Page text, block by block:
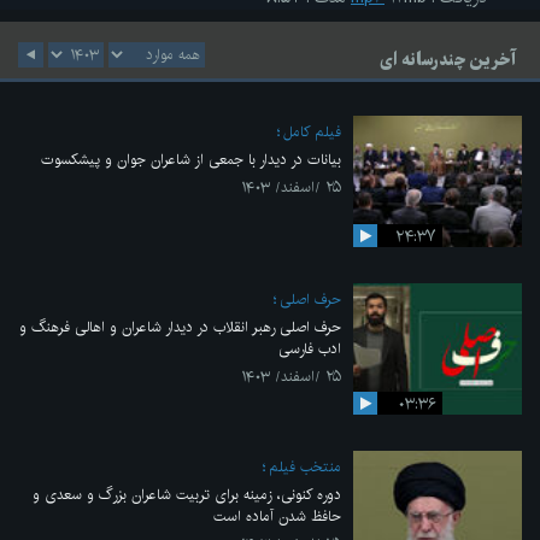
آخرین چندرسانه ای
۲۴:۳۷
فیلم کامل
بیانات در دیدار با جمعی از شاعران جوان و پیشکسوت
۲۵ /اسفند/ ۱۴۰۳
۰۳:۳۶
حرف اصلی
حرف اصلی رهبر انقلاب در دیدار شاعران و اهالی فرهنگ و
ادب فارسی
۲۵ /اسفند/ ۱۴۰۳
منتخب فیلم
دوره کنونی، زمینه برای تربیت شاعران بزرگ و سعدی و
حافظ شدن آماده است